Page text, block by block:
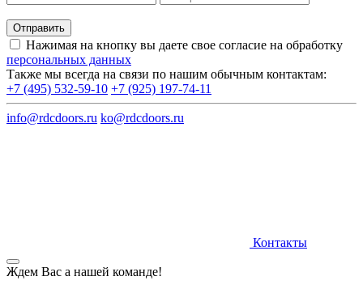
Нажимая на кнопку вы даете свое согласие на обработку
персональных данных
Также мы всегда на связи по нашим обычным контактам:
+7 (495) 532-59-10 +7 (925) 197-74-11
info@rdcdoors.ru ko@rdcdoors.ru
Контакты
Ждем Вас а нашей команде!